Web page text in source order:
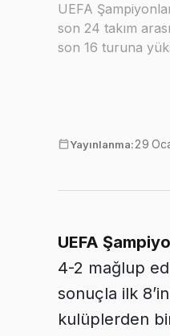
UEFA
son 24 takım
son 16 turuna
Yayınlanma:29
UEFA
4-2 mağlup
sonuçla ilk
kulüplerden